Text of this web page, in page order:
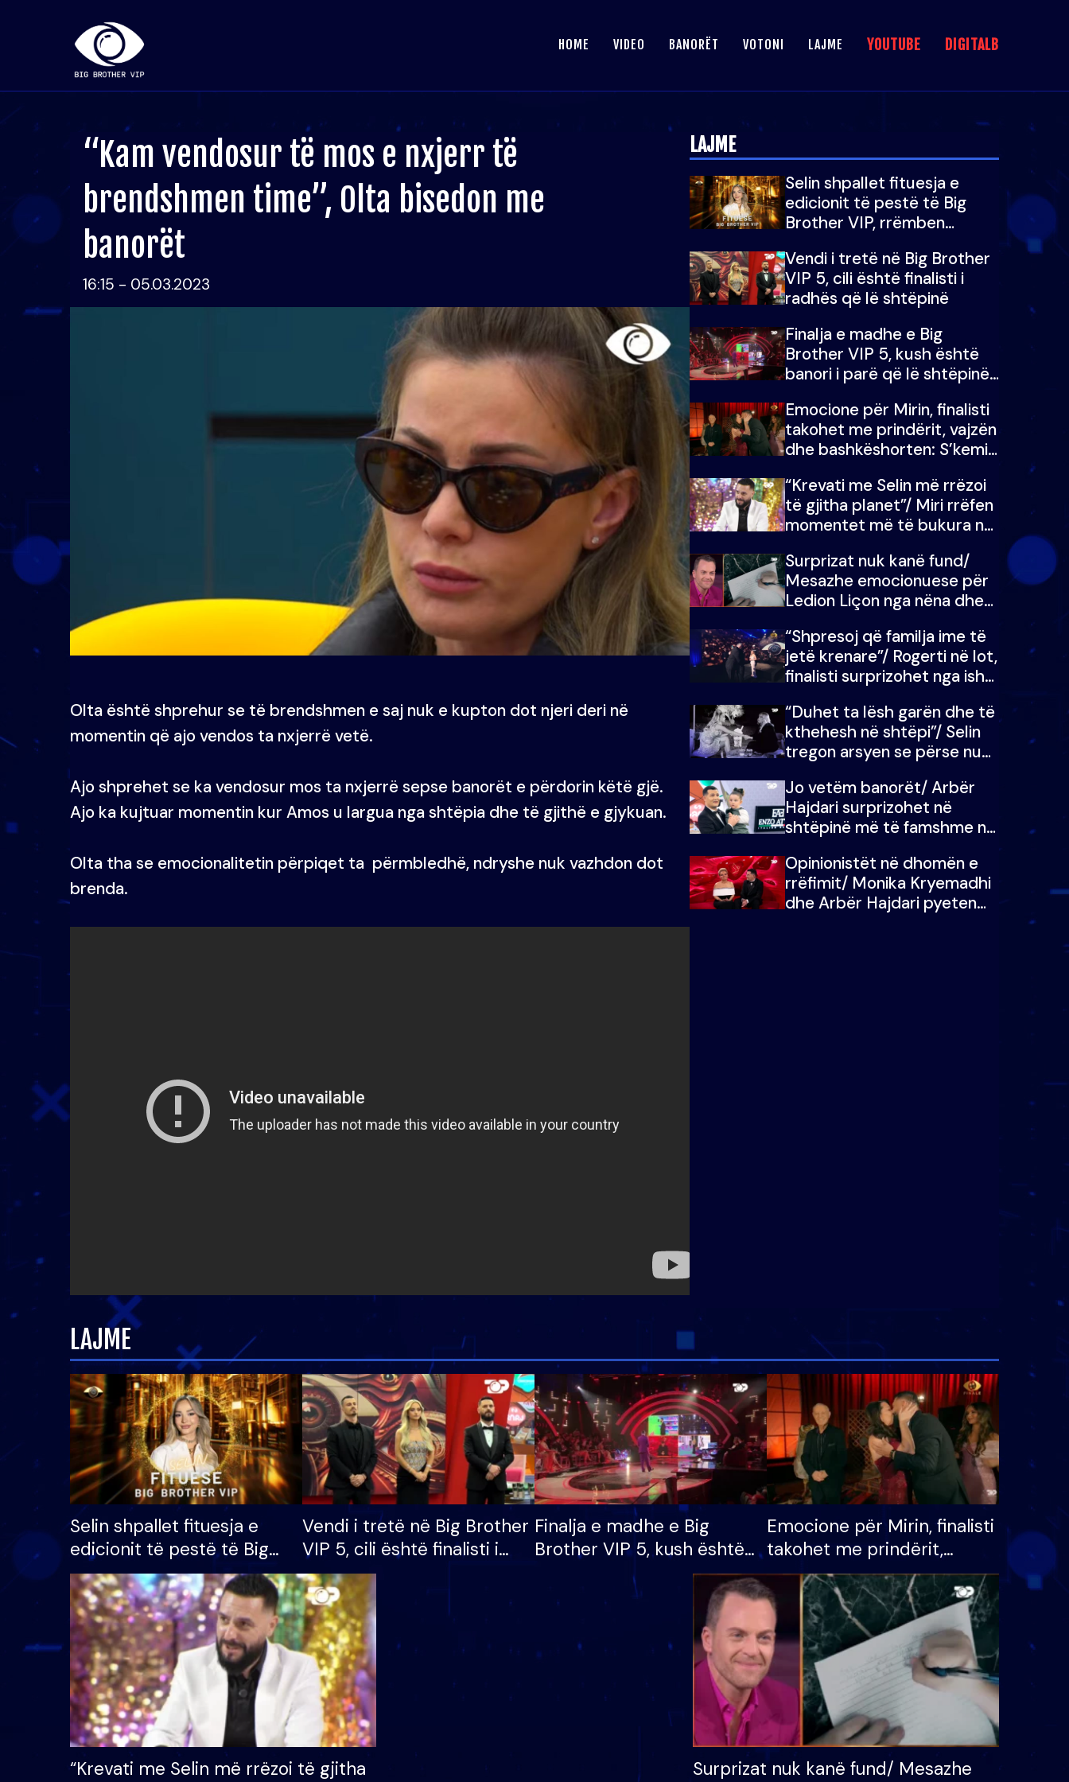
HOME VIDEO BANORËT VOTONI LAJME YOUTUBE DIGITALB
“Kam vendosur të mos e nxjerr të
brendshmen time”, Olta bisedon me
banorët
16:15 - 05.03.2023
Olta është shprehur se të brendshmen e saj nuk e kupton dot njeri deri në
momentin që ajo vendos ta nxjerrë vetë.
Ajo shprehet se ka vendosur mos ta nxjerrë sepse banorët e përdorin këtë gjë.
Ajo ka kujtuar momentin kur Amos u largua nga shtëpia dhe të gjithë e gjykuan.
Olta tha se emocionalitetin përpiqet ta përmbledhë, ndryshe nuk vazhdon dot
brenda.
LAJME
Selin shpallet fituesja e
edicionit të pestë të Big
Brother VIP, rrëmben
mijë eurosh
Vendi i tretë në Big Brother
VIP 5, cili është finalisti i
radhës që lë shtëpinë
Finalja e madhe e Big
Brother VIP 5, kush është
banori i parë që lë shtëpinë
fituar çmimin e madh
Emocione për Mirin, finalisti
takohet me prindërit, vajzën
dhe bashkëshorten: S’kemi
“Krevati me Selin më rrëzoi
të gjitha planet”/ Miri rrëfen
momentet më të bukura në
mungojë zilja e mëngjesit
kur…
Surprizat nuk kanë fund/
Mesazhe emocionuese për
Ledion Liçon nga nëna dhe
i mban dot lotët: Nuk
meritoj…
“Shpresoj që familja ime të
jetë krenare”/ Rogerti në lot,
finalisti surprizohet nga ish-
“Duhet ta lësh garën dhe të
kthehesh në shtëpi”/ Selin
tregon arsyen se përse nuk
Doja ta çoja luftën time deri
në fund
Jo vetëm banorët/ Arbër
Hajdari surprizohet në
shtëpinë më të famshme në
me vajzën e tij
Opinionistët në dhomën e
rrëfimit/ Monika Kryemadhi
dhe Arbër Hajdari pyeten
LAJME
Selin shpallet fituesja e
edicionit të pestë të Big
Brother VIP, rrëmben
çmimin e madh prej 100
mijë eurosh
Vendi i tretë në Big Brother
VIP 5, cili është finalisti i
radhës që lë shtëpinë
Finalja e madhe e Big
Brother VIP 5, kush është
banori i parë që lë shtëpinë
dhe humb mundësinë për
të fituar çmimin e madh
Emocione për Mirin, finalisti
takohet me prindërit,
vajzën dhe bashkëshorten:
S’kemi ndonjë letër divorci
apo jo?
“Krevati me Selin më rrëzoi të gjitha
Surprizat nuk kanë fund/ Mesazhe